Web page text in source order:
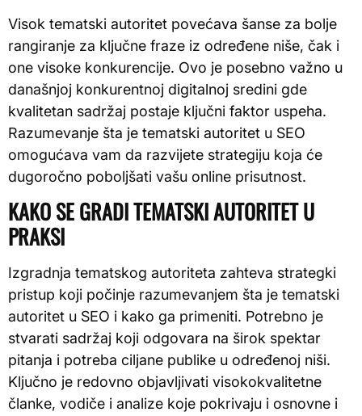
Visok tematski autoritet povećava šanse za bolje
rangiranje za ključne fraze iz određene niše, čak i
one visoke konkurencije. Ovo je posebno važno u
današnjoj konkurentnoj digitalnoj sredini gde
kvalitetan sadržaj postaje ključni faktor uspeha.
Razumevanje šta je tematski autoritet u SEO
omogućava vam da razvijete strategiju koja će
dugoročno poboljšati vašu online prisutnost.
KAKO SE GRADI TEMATSKI AUTORITET U
PRAKSI
Izgradnja tematskog autoriteta zahteva strategki
pristup koji počinje razumevanjem šta je tematski
autoritet u SEO i kako ga primeniti. Potrebno je
stvarati sadržaj koji odgovara na širok spektar
pitanja i potreba ciljane publike u određenoj niši.
Ključno je redovno objavljivati visokokvalitetne
članke, vodiče i analize koje pokrivaju i osnovne i